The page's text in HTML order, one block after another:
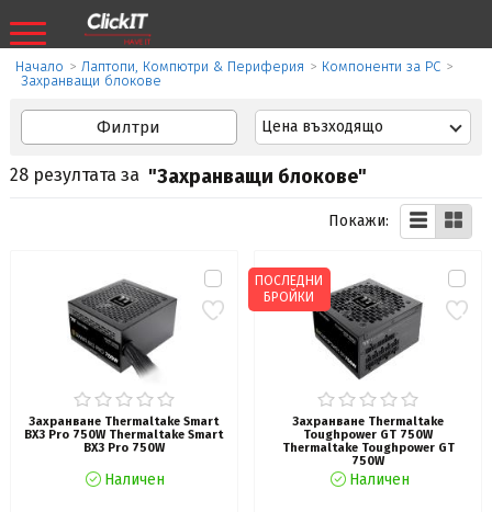
Начало > Лаптопи, Компютри & Периферия > Компоненти за PC >
Захранващи блокове
Филтри Цена възходящо
28 резултата за "Захранващи блокове"
Покажи:
Захранване Thermaltake Smart
BX3 Pro 750W Thermaltake Smart
BX3 Pro 750W
Наличен
Захранване Thermaltake
Toughpower GT 750W
Thermaltake Toughpower GT
750W
Наличен
ПОСЛЕДНИ
БРОЙКИ